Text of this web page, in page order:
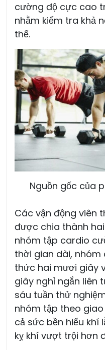
cường độ cực cao
nhằm kiểm tra khả
thể.
Nguồn gốc của
Các vận động viên
được chia thành
nhóm tập cardio
thời gian dài,
thức hai mươi giây
giây nghỉ ngắn liên
sáu tuần thử
nhóm tập theo
cả sức bền hiếu khí
kỵ khí vượt trội hơn